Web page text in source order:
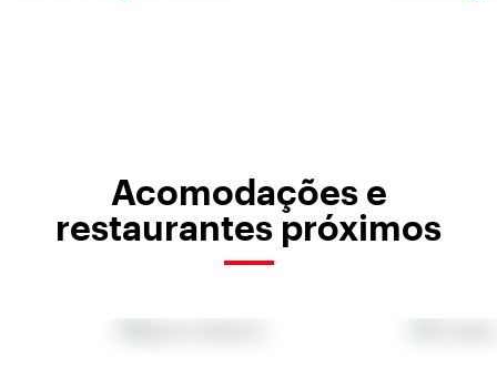
Acomodações e
restaurantes próximos